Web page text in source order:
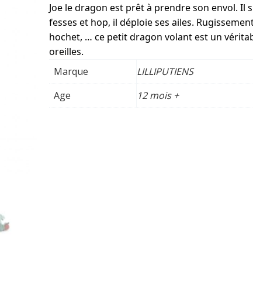
Joe le dragon est prêt à prendre son envol. Il
fesses et hop, il déploie ses ailes.
hochet, … ce petit dragon volant est un
oreilles.
Marque
LILLIPUTIENS
Age
12 mois +